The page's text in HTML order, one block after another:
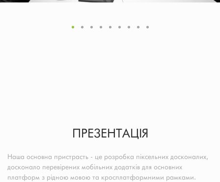
ПРЕЗЕНТАЦІЯ
Наша основна пристрасть - це розробка піксельних досконалих,
досконало перевірених мобільних додатків для основних
платформ з рідною мовою та кросплатформними рамками.